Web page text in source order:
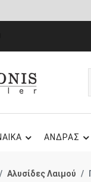
ΑΝΔΡΑΣ
Αλυσίδες Λαιμού